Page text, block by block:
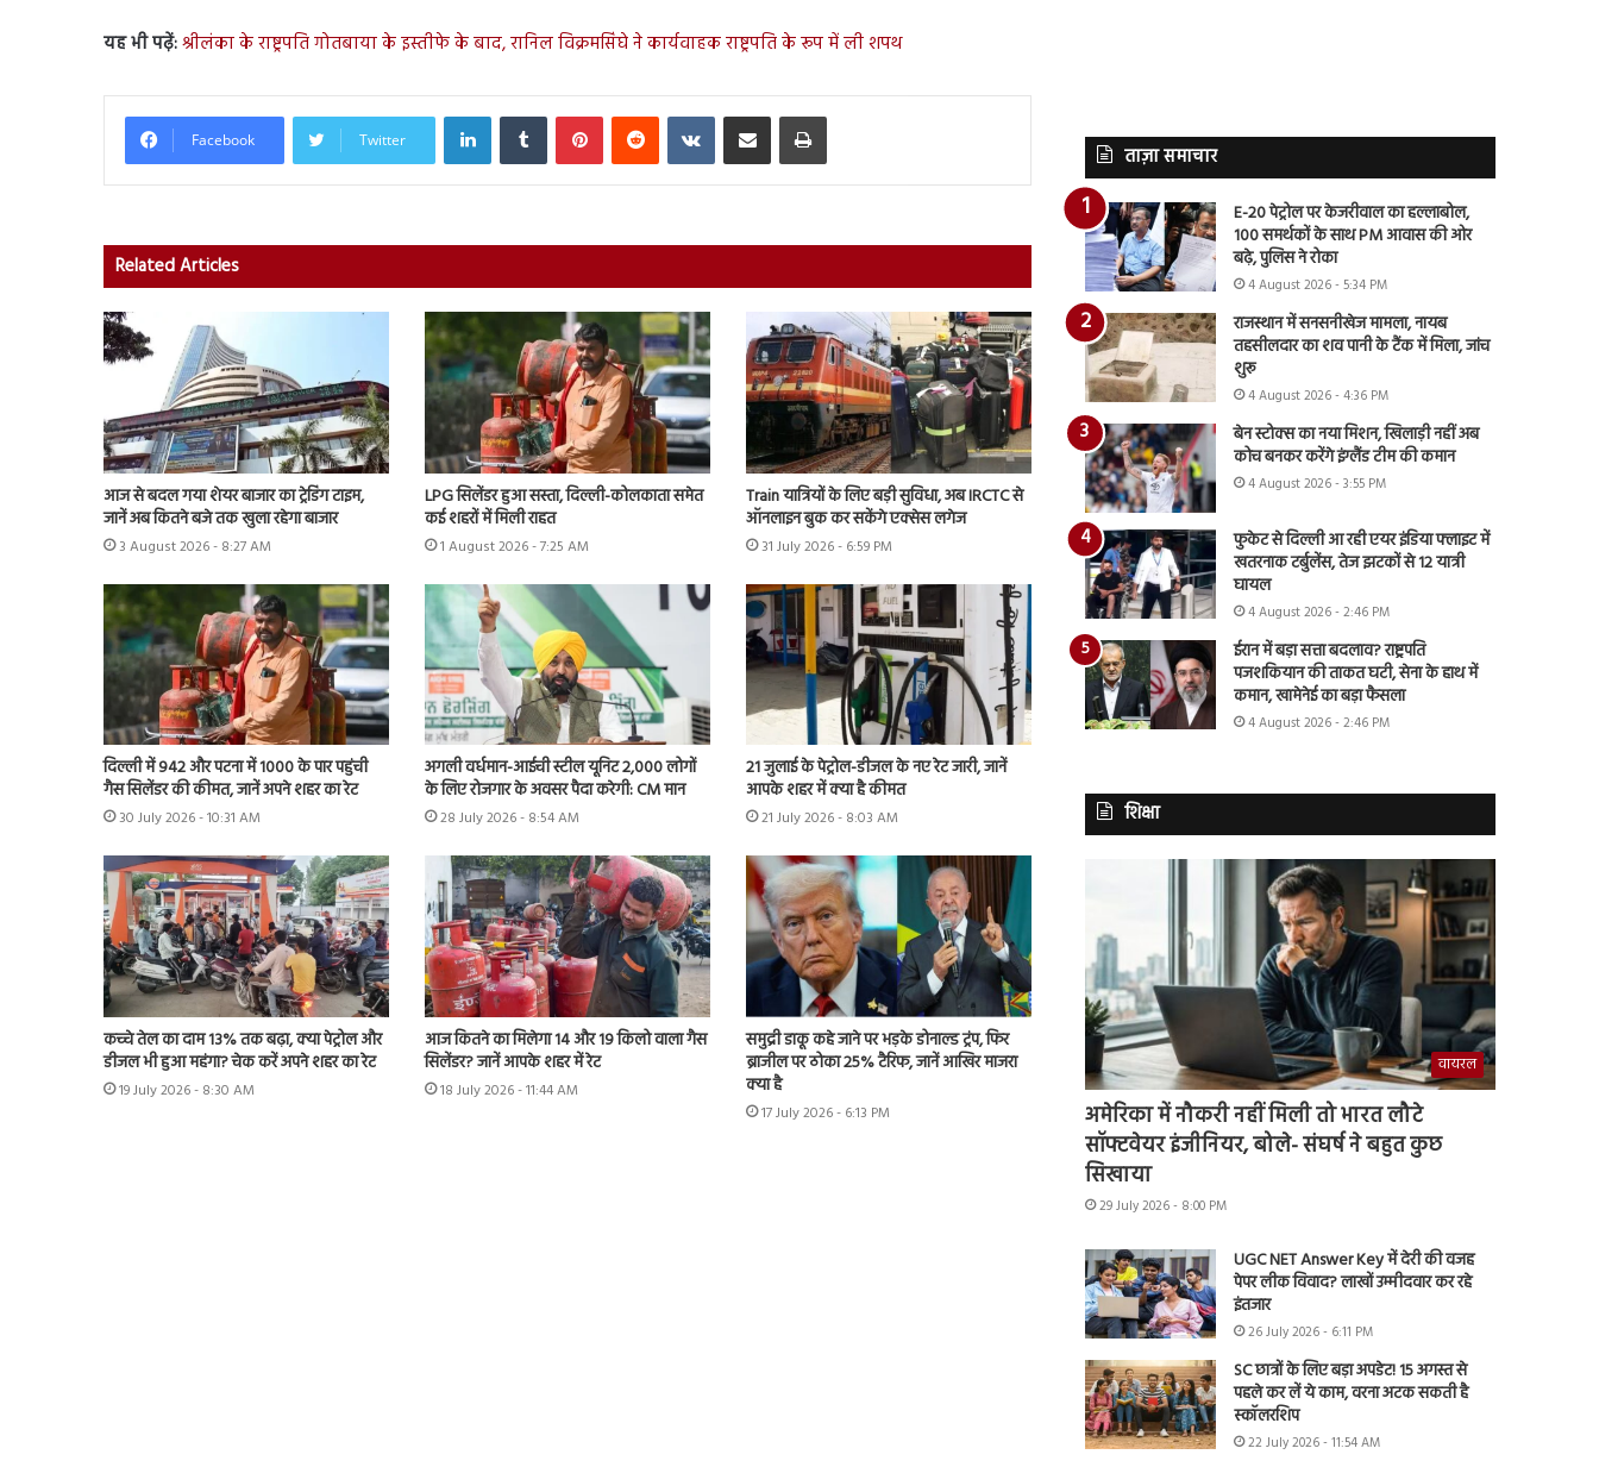
यह भी पढ़ें:श्रीलंका के राष्ट्रपति गोतबाया के इस्तीफे के बाद, रानिल विक्रमसिंघे ने कार्यवाहक राष्ट्रपति के रूप में ली शपथ
Facebook Twitter
LinkedInTumblr PinterestReddit VKontakteShare via Email Print
Related Articles
आज से बदल गया शेयर बाजार का ट्रेडिंग टाइम,
जानें अब कितने बजे तक खुला रहेगा बाजार
3 August 2026 - 8:27 AM
LPG सिलेंडर हुआ सस्ता, दिल्ली-कोलकाता समेत
कई शहरों में मिली राहत
1 August 2026 - 7:25 AM
Train यात्रियों के लिए बड़ी सुविधा, अब IRCTC से
ऑनलाइन बुक कर सकेंगे एक्सेस लगेज
31 July 2026 - 6:59 PM
दिल्ली में 942 और पटना में 1000 के पार पहुंची
गैस सिलेंडर की कीमत, जानें अपने शहर का रेट
30 July 2026 - 10:31 AM
अगली वर्धमान-आईची स्टील यूनिट 2,000 लोगों
के लिए रोजगार के अवसर पैदा करेगी: CM मान
28 July 2026 - 8:54 AM
21 जुलाई के पेट्रोल-डीजल के नए रेट जारी, जानें
आपके शहर में क्या है कीमत
21 July 2026 - 8:03 AM
कच्चे तेल का दाम 13% तक बढ़ा, क्या पेट्रोल और
डीजल भी हुआ महंगा? चेक करें अपने शहर का रेट
19 July 2026 - 8:30 AM
आज कितने का मिलेगा 14 और 19 किलो वाला गैस
सिलेंडर? जानें आपके शहर में रेट
18 July 2026 - 11:44 AM
समुद्री डाकू कहे जाने पर भड़के डोनाल्ड ट्रंप, फिर
ब्राजील पर ठोका 25% टैरिफ, जानें आखिर माजरा
क्या है
17 July 2026 - 6:13 PM
ताज़ा समाचार
E-20 पेट्रोल पर केजरीवाल का हल्लाबोल,
100 समर्थकों के साथ PM आवास की ओर
बढ़े, पुलिस ने रोका
4 August 2026 - 5:34 PM
राजस्थान में सनसनीखेज मामला, नायब
तहसीलदार का शव पानी के टैंक में मिला, जांच
शुरू
4 August 2026 - 4:36 PM
बेन स्टोक्स का नया मिशन, खिलाड़ी नहीं अब
कोच बनकर करेंगे इंग्लैंड टीम की कमान
4 August 2026 - 3:55 PM
फुकेट से दिल्ली आ रही एयर इंडिया फ्लाइट में
खतरनाक टर्बुलेंस, तेज झटकों से 12 यात्री
घायल
4 August 2026 - 2:46 PM
ईरान में बड़ा सत्ता बदलाव? राष्ट्रपति
पजशकियान की ताकत घटी, सेना के हाथ में
कमान, खामेनेई का बड़ा फैसला
4 August 2026 - 2:46 PM
शिक्षा
वायरल
अमेरिका में नौकरी नहीं मिली तो भारत लौटे
सॉफ्टवेयर इंजीनियर, बोले- संघर्ष ने बहुत कुछ
सिखाया
29 July 2026 - 8:00 PM
UGC NET Answer Key में देरी की वजह
पेपर लीक विवाद? लाखों उम्मीदवार कर रहे
इंतजार
26 July 2026 - 6:11 PM
SC छात्रों के लिए बड़ा अपडेट! 15 अगस्त से
पहले कर लें ये काम, वरना अटक सकती है
स्कॉलरशिप
22 July 2026 - 11:54 AM